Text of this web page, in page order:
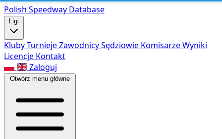
Polish Speedway Database
Ligi
KlubyTurniejeZawodnicySędziowie KomisarzeWyniki
Licencje Kontakt
Zaloguj
Otwórz menu główne